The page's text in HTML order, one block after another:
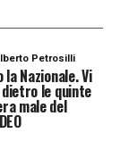
NEWS
Petrosilli
Nazionale. Vi
dietro le quinte
male del